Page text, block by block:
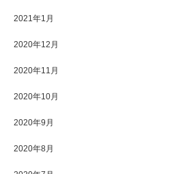
2021年1月
2020年12月
2020年11月
2020年10月
2020年9月
2020年8月